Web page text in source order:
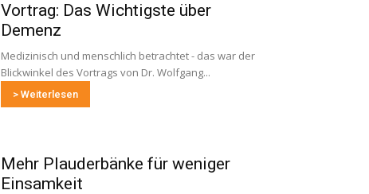
Vortrag: Das Wichtigste über
Demenz
Medizinisch und menschlich betrachtet - das war der
Blickwinkel des Vortrags von Dr. Wolfgang...
> Weiterlesen
Mehr Plauderbänke für weniger
Einsamkeit